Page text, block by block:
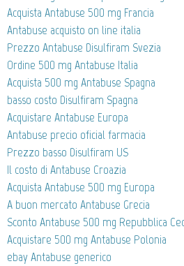
Acquista Antabuse 500 mg Francia
Antabuse acquisto on line italia
Prezzo Antabuse Disulfiram Svezia
Ordine 500 mg Antabuse Italia
Acquista 500 mg Antabuse Spagna
basso costo Disulfiram Spagna
Acquistare Antabuse Europa
Antabuse precio oficial farmacia
Prezzo basso Disulfiram US
Il costo di Antabuse Croazia
Acquista Antabuse 500 mg Europa
A buon mercato Antabuse Grecia
Sconto Antabuse 500 mg Repubblica
Acquistare 500 mg Antabuse Polonia
ebay Antabuse generico